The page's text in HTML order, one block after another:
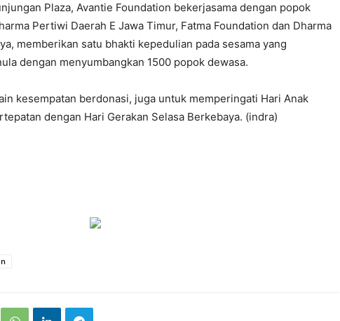
Plaza, Avantie Foundation bekerjasama dengan popok
Pertiwi Daerah E Jawa Timur, Fatma Foundation dan Dharma
memberikan satu bhakti kepedulian pada sesama yang
dengan menyumbangkan 1500 popok dewasa.
kesempatan berdonasi, juga untuk memperingati Hari Anak
dengan Hari Gerakan Selasa Berkebaya. (indra)